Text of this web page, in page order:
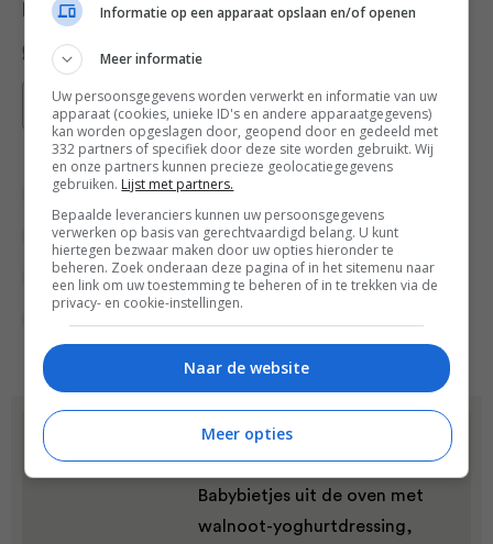
Deel dit recept
Bewaar recept
Bewuste keuzes Gangen
Groente recepten Hoofdgerecht
Lunchgerecht Recepten
Dit recept komt uit:
Babybietjes uit de oven met
walnoot-yoghurtdressing,
Informatie op een apparaat opslaan en/of openen
Meer informatie
Uw persoonsgegevens worden verwerkt en informatie van uw
apparaat (cookies, unieke ID's en andere apparaatgegevens)
kan worden opgeslagen door, geopend door en gedeeld met
332 partners of specifiek door deze site worden gebruikt. Wij
en onze partners kunnen precieze geolocatiegegevens
gebruiken. Lijst met partners.
Bepaalde leveranciers kunnen uw persoonsgegevens
verwerken op basis van gerechtvaardigd belang. U kunt
hiertegen bezwaar maken door uw opties hieronder te
beheren. Zoek onderaan deze pagina of in het sitemenu naar
een link om uw toestemming te beheren of in te trekken via de
privacy- en cookie-instellingen.
Naar de website
Meer opties